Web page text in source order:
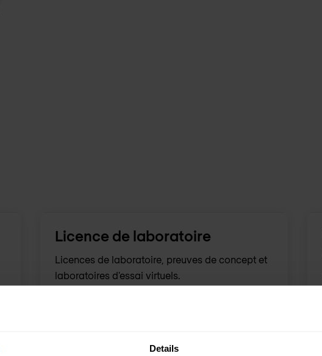
Details
Licence de laboratoire
Licences de laboratoire, preuves de concept et
laboratoires d'essai virtuels.